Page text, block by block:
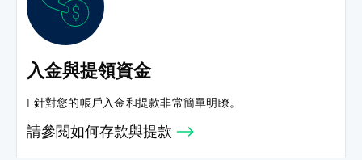
入金與提領資金
I 針對您的帳戶入金和提款非常簡單明瞭。
請參閱如何存款與提款